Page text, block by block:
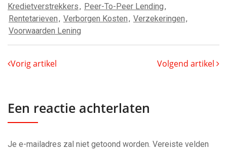
Kredietverstrekkers, Peer-To-Peer Lending,
Rentetarieven, Verborgen Kosten, Verzekeringen,
Voorwaarden Lening
Vorig artikel Volgend artikel
Een reactie achterlaten
Je e-mailadres zal niet getoond worden. Vereiste velden